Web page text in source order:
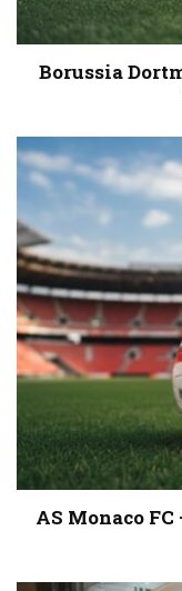
Borussia
AS Monaco